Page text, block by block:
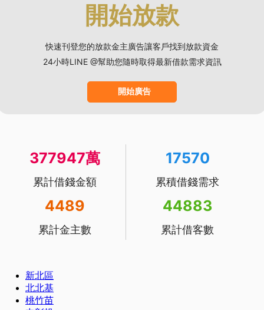
開始放款
快速刊登您的放款金主廣告讓客戶找到放款資金
24小時LINE @幫助您隨時取得最新借款需求資訊
開始廣告
377947萬
累計借錢金額
17570
累積借錢需求
4489
累計金主數
44883
累計借客數